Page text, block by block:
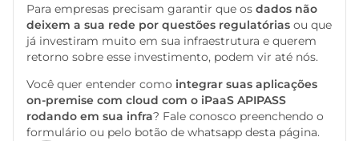
Para empresas precisam garantir que os dados não
deixem a sua rede por questões regulatórias ou que
já investiram muito em sua infraestrutura e querem
retorno sobre esse investimento, podem vir até nós.
Você quer entender como integrar suas aplicações
on-premise com cloud com o iPaaS APIPASS
rodando em sua infra? Fale conosco preenchendo o
formulário ou pelo botão de whatsapp desta página.